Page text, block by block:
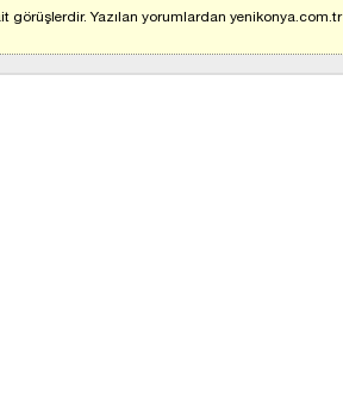
görüşlerdir. Yazılan yorumlardan yenikonya.com.tr